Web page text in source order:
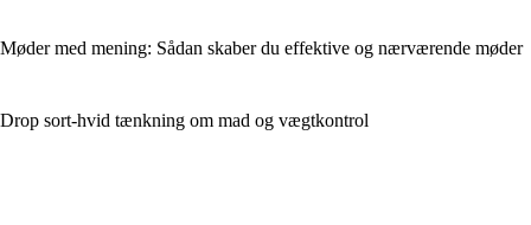
Møder med mening: Sådan skaber du effektive og nærværende møder
Drop sort-hvid tænkning om mad og vægtkontrol